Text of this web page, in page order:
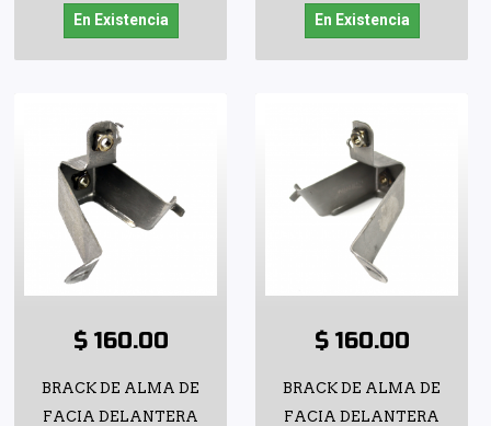
En Existencia En Existencia
$ 160.00
BRACK DE ALMA DE
FACIA DELANTERA
$ 160.00
BRACK DE ALMA DE
FACIA DELANTERA